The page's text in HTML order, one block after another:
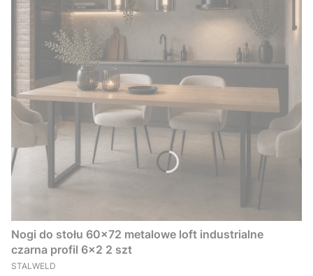
Nogi do stołu 60x72 metalowe loft industrialne
czarna profil 6x2 2 szt
PRODUCENT
STALWELD